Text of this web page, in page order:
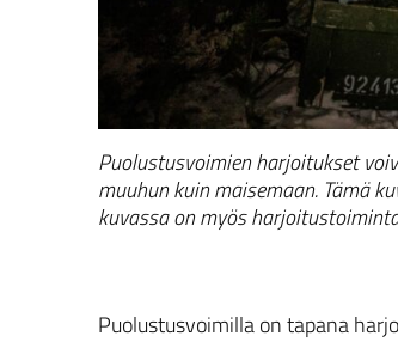
Puolustusvoimien harjoitukset
muuhun kuin maisemaan. Tämä
kuvassa on myös
Puolustusvoimilla on tapana